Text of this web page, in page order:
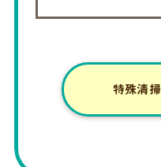
特殊清掃